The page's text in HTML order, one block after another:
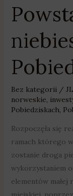
Bez kategorii/ JL
norweskie,
Pobiedziskach,
Rozpoczęła się
ramach którego
zostanie droga
wykorzystaniem
elementów
Powstaną
„zielono-
niebieskie”
Pobiedziska